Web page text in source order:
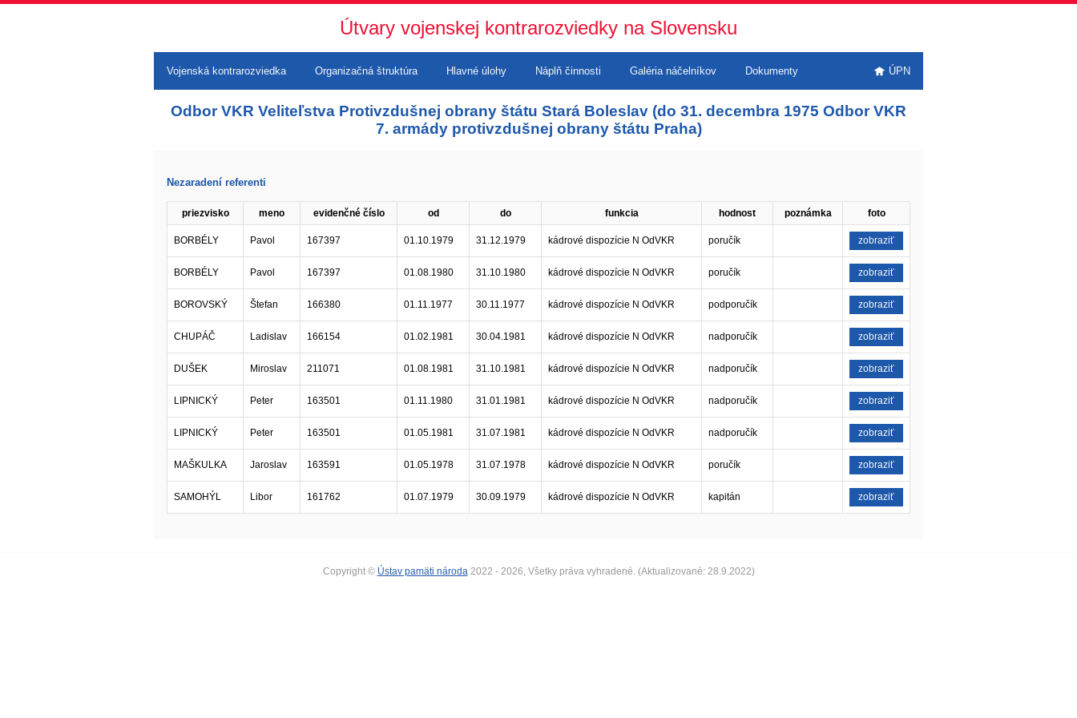
Útvary vojenskej kontrarozviedky na Slovensku
Vojenská kontrarozviedka Organizačná štruktúra Hlavné úlohy Náplň činnosti Galéria náčelníkov Dokumenty ÚPN
Odbor VKR Veliteľstva Protivzdušnej obrany štátu Stará Boleslav (do 31. decembra 1975 Odbor VKR
7. armády protivzdušnej obrany štátu Praha)
Nezaradení referenti
priezvisko meno evidenčné číslo od do funkcia hodnost poznámka foto
BORBÉLY Pavol 167397 01.10.1979 31.12.1979 kádrové dispozície N OdVKR poručík zobraziť
BORBÉLY Pavol 167397 01.08.1980 31.10.1980 kádrové dispozície N OdVKR poručík zobraziť
BOROVSKÝ Štefan 166380 01.11.1977 30.11.1977 kádrové dispozície N OdVKR podporučík zobraziť
CHUPÁČ Ladislav 166154 01.02.1981 30.04.1981 kádrové dispozície N OdVKR nadporučík zobraziť
DUŠEK Miroslav 211071 01.08.1981 31.10.1981 kádrové dispozície N OdVKR nadporučík zobraziť
LIPNICKÝ Peter 163501 01.11.1980 31.01.1981 kádrové dispozície N OdVKR nadporučík zobraziť
LIPNICKÝ Peter 163501 01.05.1981 31.07.1981 kádrové dispozície N OdVKR nadporučík zobraziť
MAŠKULKA Jaroslav 163591 01.05.1978 31.07.1978 kádrové dispozície N OdVKR poručík zobraziť
SAMOHÝL Libor 161762 01.07.1979 30.09.1979 kádrové dispozície N OdVKR kapitán zobraziť
Copyright © Ústav pamäti národa2022 - 2026, Všetky práva vyhradené. (Aktualizované: 28.9.2022)